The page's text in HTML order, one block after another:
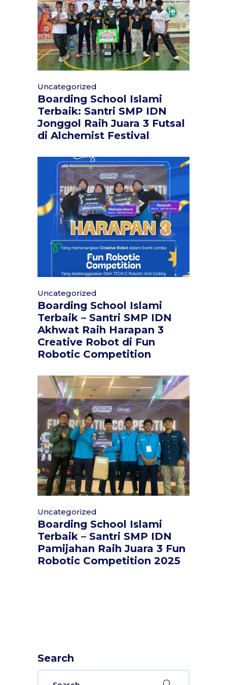
Uncategorized
Boarding School Islami
Terbaik: Santri SMP IDN
Jonggol Raih Juara 3 Futsal
di Alchemist Festival
Uncategorized
Boarding School Islami
Terbaik – Santri SMP IDN
Akhwat Raih Harapan 3
Creative Robot di Fun
Robotic Competition
Uncategorized
Boarding School Islami
Terbaik – Santri SMP IDN
Pamijahan Raih Juara 3 Fun
Robotic Competition 2025
Search